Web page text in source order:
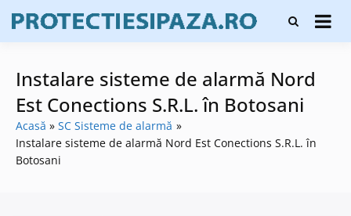
content
Firme de
protecție și
sisteme de
alarmare și
evaluatori de
securitate
Instalare sisteme de alarmă Nord
Est Conections S.R.L. în Botosani
Acasă
SC Sisteme de alarmă
Instalare sisteme de alarmă Nord Est Conections S.R.L. în
Botosani